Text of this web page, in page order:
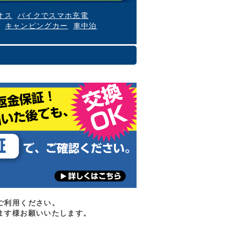
ス
バイクでスマホ充電
キャンピングカー
車中泊
用ください。
様お願いいたします。